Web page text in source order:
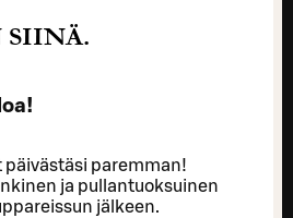
SIINÄ.
päivästäsi paremman!
ja pullantuoksuinen
jälkeen.